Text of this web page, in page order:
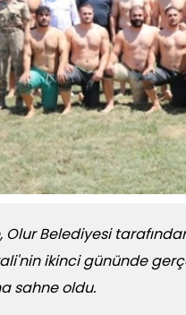
Olur Belediyesi
ikinci gününde
sahne oldu.